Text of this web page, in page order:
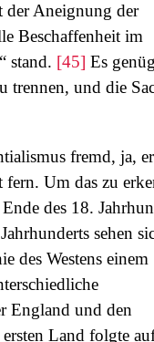
Aneignung der
Beschaffenheit im
stand. [45] Es
trennen, und die
fremd, ja,
fern. Um das zu
des 18.
sehen
des Westens einem
England und den
Land folgte